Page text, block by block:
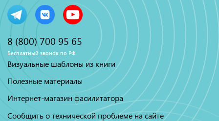
8 (800) 700 95 65
Бесплатный звонок по РФ
Визуальные шаблоны из книги
Полезные материалы
Интернет-магазин фасилитатора
Сообщить о технической проблеме на сайте